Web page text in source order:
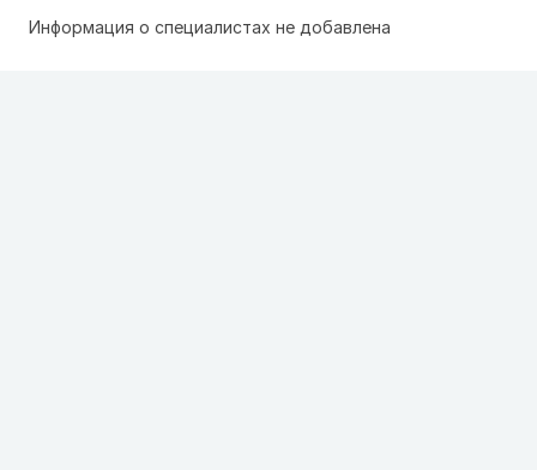
Информация о специалистах не добавлена